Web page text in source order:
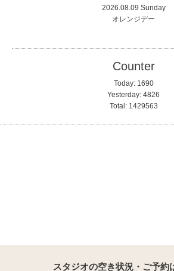
2026.08.09 Sunday
オレンジデー
Counter
Today: 1690
Yesterday: 4826
Total: 1429563
スタジオの空き状況・ご予約